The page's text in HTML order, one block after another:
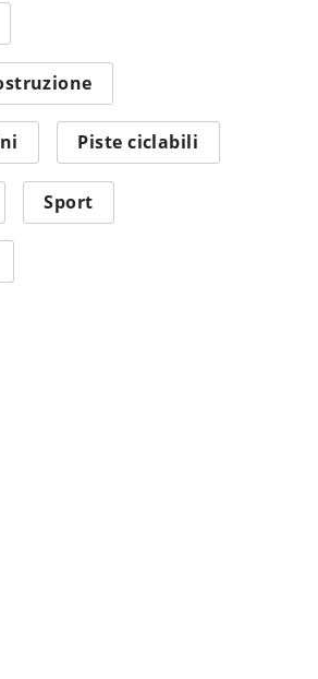
Piste ciclabili
Sport